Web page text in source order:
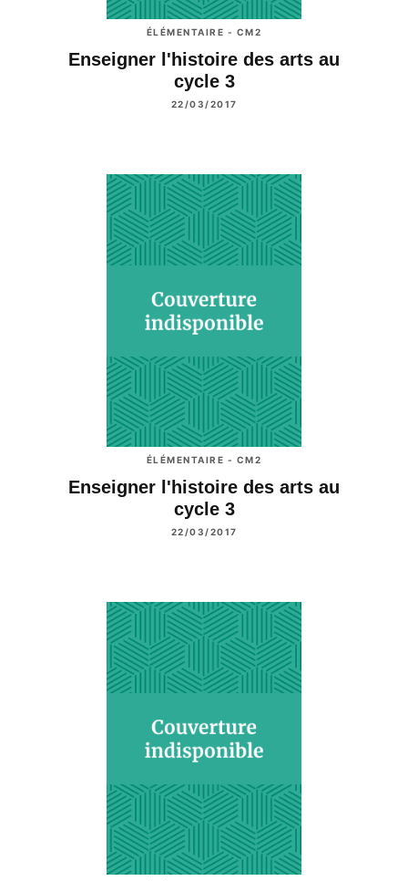
ÉLÉMENTAIRE - CM2
Enseigner l'histoire des arts au
cycle 3
22/03/2017
ÉLÉMENTAIRE - CM2
Enseigner l'histoire des arts au
cycle 3
22/03/2017